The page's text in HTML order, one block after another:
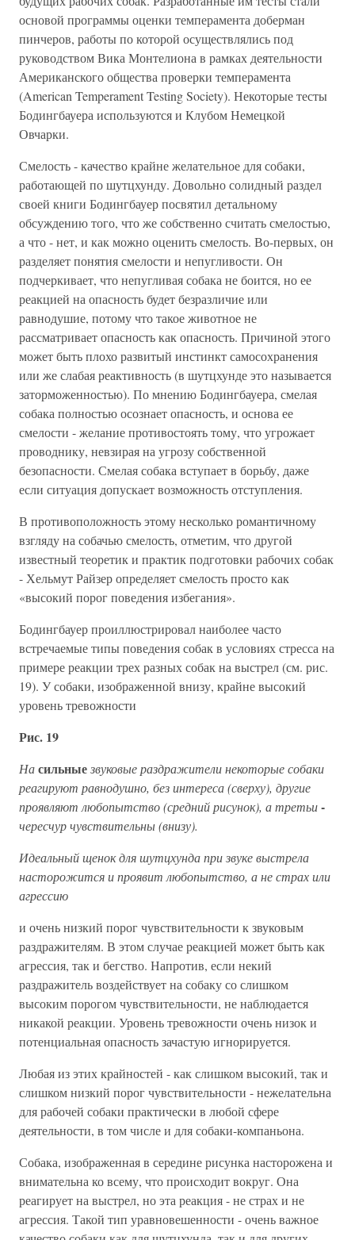
основой программы оценки темперамента доберман
пинчеров, работы по которой осуществлялись под
руководством Вика Монтелиона в рамках деятельности
Американского общества проверки темперамента
(American Temperament Testing Society). Некоторые тесты
Бодингбауера используются и Клубом Немецкой
Овчарки.
Смелость - качество крайне желательное для собаки,
работающей по шутцхунду. Довольно солидный раздел
своей книги Бодингбауер посвятил детальному
обсуждению того, что же собственно считать смелостью,
а что - нет, и как можно оценить смелость. Во-первых, он
разделяет понятия смелости и непугливости. Он
подчеркивает, что непугливая собака не боится, но ее
реакцией на опасность будет безразличие или
равнодушие, потому что такое животное не
рассматривает опасность как опасность. Причиной этого
может быть плохо развитый инстинкт самосохранения
или же слабая реактивность (в шутцхунде это называется
заторможенностью). По мнению Бодингбауера, смелая
собака полностью осознает опасность, и основа ее
смелости - желание противостоять тому, что угрожает
проводнику, невзирая на угрозу собственной
безопасности. Смелая собака вступает в борьбу, даже
если ситуация допускает возможность отступления.
В противоположность этому несколько романтичному
взгляду на собачью смелость, отметим, что другой
известный теоретик и практик подготовки рабочих собак
- Хельмут Райзер определяет смелость просто как
«высокий порог поведения избегания».
Бодингбауер проиллюстрировал наиболее часто
встречаемые типы поведения собак в условиях стресса на
примере реакции трех разных собак на выстрел (см. рис.
19). У собаки, изображенной внизу, крайне высокий
уровень тревожности
Рис. 19
Насильныезвуковые раздражители некоторые собаки
реагируют равнодушно, без интереса (сверху), другие
проявляют любопытство (средний рисунок), а третьи-
чересчур чувствительны (внизу).
Идеальный щенок для шутцхунда при звуке выстрела
насторожится и проявит любопытство, а не страх или
агрессию
и очень низкий порог чувствительности к звуковым
раздражителям. В этом случае реакцией может быть как
агрессия, так и бегство. Напротив, если некий
раздражитель воздействует на собаку со слишком
высоким порогом чувствительности, не наблюдается
никакой реакции. Уровень тревожности очень низок и
потенциальная опасность зачастую игнорируется.
Любая из этих крайностей - как слишком высокий, так и
слишком низкий порог чувствительности - нежелательна
для рабочей собаки практически в любой сфере
деятельности, в том числе и для собаки-компаньона.
Собака, изображенная в середине рисунка насторожена и
внимательна ко всему, что происходит вокруг. Она
реагирует на выстрел, но эта реакция - не страх и не
агрессия. Такой тип уравновешенности - очень важное